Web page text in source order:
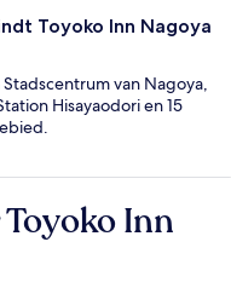
Toyoko Inn Nagoya
van Nagoya,
Hisayaodori en 15
Inn